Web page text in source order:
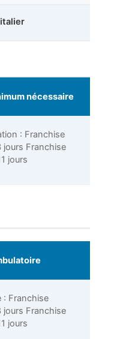
nécessaire
: Franchise
jours Franchise
jours
: Franchise
jours Franchise
jours